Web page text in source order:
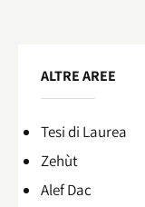
ALTRE AREE
Tesi di Laurea
Zehùt
Alef Dac